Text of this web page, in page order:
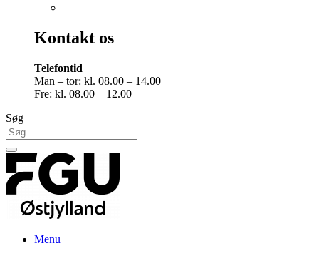
Kontakt os
Telefontid
Man – tor: kl. 08.00 – 14.00
Fre: kl. 08.00 – 12.00
Søg
Menu